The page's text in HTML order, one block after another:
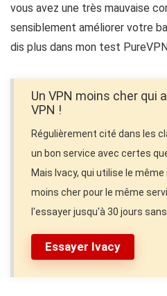
vous avez une très mauvaise
sensiblement améliorer votre
dis plus dans mon test
Essayer Ivacy
Un VPN moins cher qui
VPN !
Régulièrement cité dans les
un bon service avec certes
Mais Ivacy, qui utilise le
moins cher pour le même
l'essayer jusqu'à 30 jours sans